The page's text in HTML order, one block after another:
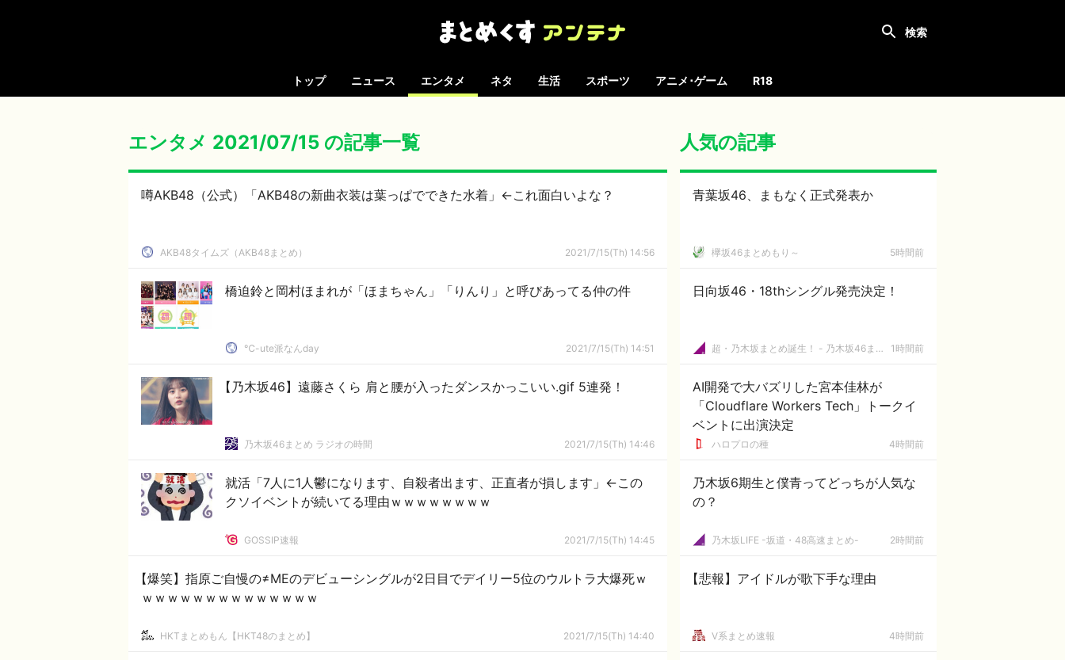
トップ ニュース エンタメ ネタ 生活 スポーツ アニメ･ゲーム R18
エンタメ 2021/07/15 の記事一覧
噂AKB48（公式）「AKB48の新曲衣装は葉っぱでできた水着」←これ面白いよな？
AKB48タイムズ（AKB48まとめ） 2021/7/15(Th) 14:56
橋迫鈴と岡村ほまれが「ほまちゃん」「りんり」と呼びあってる仲の件
℃-ute派なんday 2021/7/15(Th) 14:51
【乃木坂46】遠藤さくら 肩と腰が入ったダンスかっこいい.gif 5連発！
乃木坂46まとめ ラジオの時間 2021/7/15(Th) 14:46
就活「7人に1人鬱になります、自殺者出ます、正直者が損します」←この
クソイベントが続いてる理由ｗｗｗｗｗｗｗｗ
GOSSIP速報 2021/7/15(Th) 14:45
【爆笑】指原ご自慢の≠MEのデビューシングルが2日目でデイリー5位のウルトラ大爆死ｗ
ｗｗｗｗｗｗｗｗｗｗｗｗｗｗ
HKTまとめもん【HKT48のまとめ】 2021/7/15(Th) 14:40
人気の記事
青葉坂46、まもなく正式発表か
欅坂46まとめもり～ 5時間前
日向坂46・18thシングル発売決定！
超・乃木坂まとめ誕生！ - 乃木坂46まとめ 1時間前
AI開発で大バズリした宮本佳林が
「Cloudflare Workers Tech」トークイ
ベントに出演決定
ハロプロの種 4時間前
乃木坂6期生と僕青ってどっちが人気な
の？
乃木坂LIFE -坂道・48高速まとめ- 2時間前
【悲報】アイドルが歌下手な理由
V系まとめ速報 4時間前